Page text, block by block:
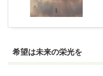
希望は未来の栄光を